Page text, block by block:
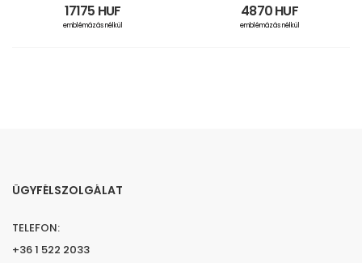
17175 HUF
emblémázás nélkül
4870 HUF
emblémázás nélkül
ÜGYFÉLSZOLGÁLAT
TELEFON:
+36 1 522 2033